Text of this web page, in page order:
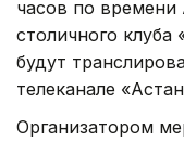
часов по времени
столичного
будут
телеканале
Организатором